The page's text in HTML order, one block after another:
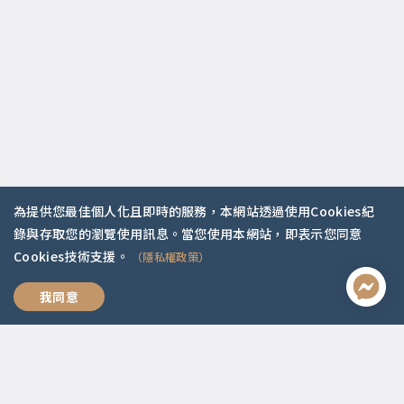
我想跟你好好說
聯絡資訊
02-2292-2086
service@koob.com.tw
為提供您最佳個人化且即時的服務，本網站透過使用Cookies紀
錄與存取您的瀏覽使用訊息。當您使用本網站，即表示您同意
Cookies技術支援。
（隱私權政策）
我同意